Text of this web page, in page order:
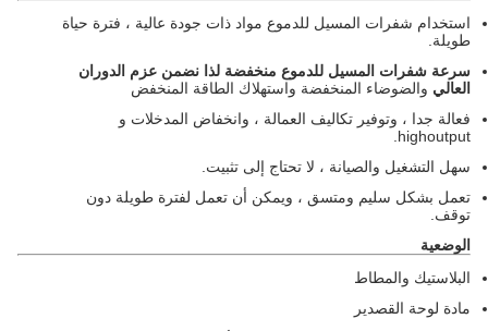
استخدام شفرات المسيل للدموع مواد ذات جودة عالية ، فترة حياة
طويلة.
سرعة شفرات المسيل للدموع منخفضة لذا نضمن عزم الدوران
العالي والضوضاء المنخفضة واستهلاك الطاقة المنخفض
فعالة جدا ، وتوفير تكاليف العمالة ، وانخفاض المدخلات و
highoutput.
سهل التشغيل والصيانة ، لا تحتاج إلى تثبيت.
تعمل بشكل سليم ومتسق ، ويمكن أن تعمل لفترة طويلة دون
توقف.
الوضعية
البلاستيك والمطاط
مادة لوحة القصدير